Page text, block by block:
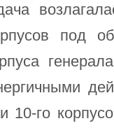
под
10-го